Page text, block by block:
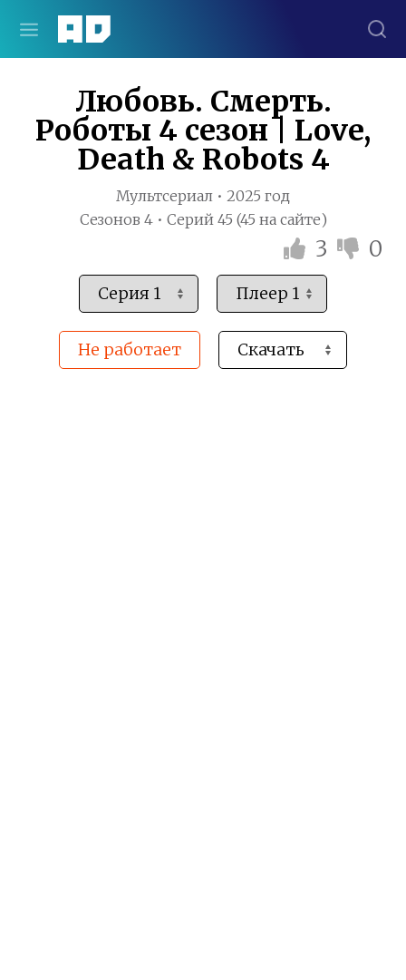
Любовь. Смерть.
Роботы 4 сезон | Love,
Death & Robots 4
Мультсериал • 2025 год
Сезонов 4 • Серий 45 (45 на сайте)
3 0
Не работает